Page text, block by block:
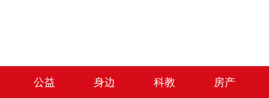
公益 身边 科教 房产